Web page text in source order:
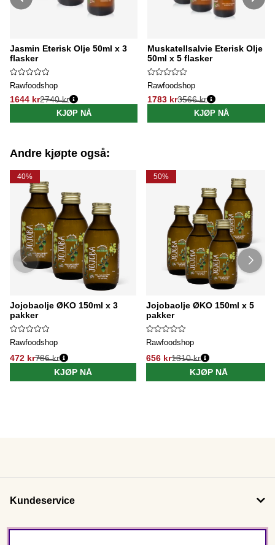
Jasmin Eterisk Olje 50ml x 3
flasker
Rawfoodshop
1644 kr
Vanlig pris:2740 kr
KJØP NÅ
Muskatellsalvie Eterisk Olje
50ml x 5 flasker
Rawfoodshop
1783 kr
Vanlig pris:3566 kr
KJØP NÅ
Andre kjøpte også:
40%
Jojobaolje ØKO 150ml x 3
pakker
Rawfoodshop
472 kr786 kr
KJØP NÅ
50%
Jojobaolje ØKO 150ml x 5
pakker
Rawfoodshop
656 kr1310 kr
KJØP NÅ
Kundeservice